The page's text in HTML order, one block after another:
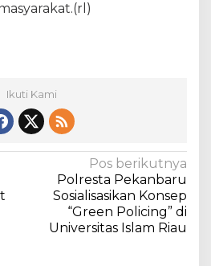
Ikuti Kami
Pos berikutnya
Polresta Pekanbaru
Sosialisasikan Konsep
“Green Policing” di
Universitas Islam Riau